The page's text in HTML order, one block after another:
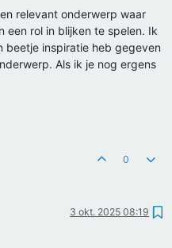
relevant onderwerp waar
een rol in blijken te spelen. Ik
beetje inspiratie heb gegeven
Als ik je nog ergens
0
3 okt. 2025 08:19